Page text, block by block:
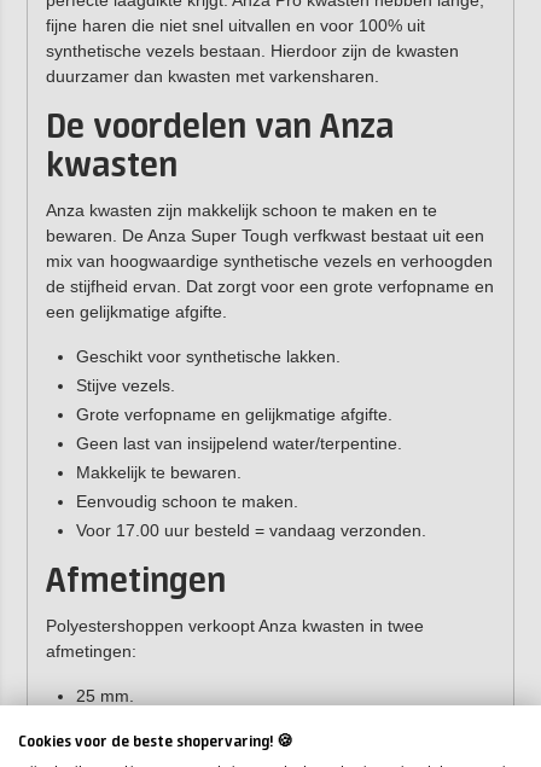
fijne haren die niet snel uitvallen en voor 100% uit
synthetische vezels bestaan. Hierdoor zijn de kwasten
duurzamer dan kwasten met varkensharen.
De voordelen van Anza
kwasten
Anza kwasten zijn makkelijk schoon te maken en te
bewaren. De Anza Super Tough verfkwast bestaat uit een
mix van hoogwaardige synthetische vezels en verhoogden
de stijfheid ervan. Dat zorgt voor een grote verfopname en
een gelijkmatige afgifte.
Geschikt voor synthetische lakken.
Stijve vezels.
Grote verfopname en gelijkmatige afgifte.
Geen last van insijpelend water/terpentine.
Makkelijk te bewaren.
Eenvoudig schoon te maken.
Voor 17.00 uur besteld = vandaag verzonden.
Afmetingen
Polyestershoppen verkoopt Anza kwasten in twee
afmetingen:
25 mm.
Cookies voor de beste shopervaring! 🍪